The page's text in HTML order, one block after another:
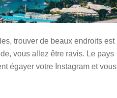
trouver de beaux endroits est
vous allez être ravis. Le pays
égayer votre Instagram et vous